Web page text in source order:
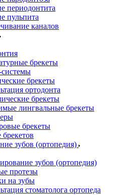
периодонтита
пульпита
каналов
брекеты
системы
брекеты
ортодонта
брекеты
лингвальные брекеты
брекеты
зубов (ортопедия)
зубов (ортопедия)
протезы
на зубы
стоматолога ортопеда